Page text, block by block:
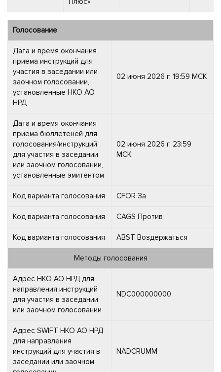
Голосование
Дата и время окончания
приема инструкций для
участия в заседании или
заочном голосовании,
установленные НКО АО
НРД
02 июня 2026 г. 19:59 МСК
Дата и время окончания
приема бюллетеней для
голосования/инструкций
для участия в заседании
или заочном голосовании,
установленные эмитентом
02 июня 2026 г. 23:59
МСК
Код варианта голосования CFOR За
Код варианта голосования CAGS Против
Код варианта голосования ABST Воздержаться
Методы голосования
Адрес НКО АО НРД для
направления инструкций
для участия в заседании
или заочном голосовании
NDC000000000
Адрес SWIFT НКО АО НРД
для направления
инструкций для участия в
заседании или заочном
NADCRUMM